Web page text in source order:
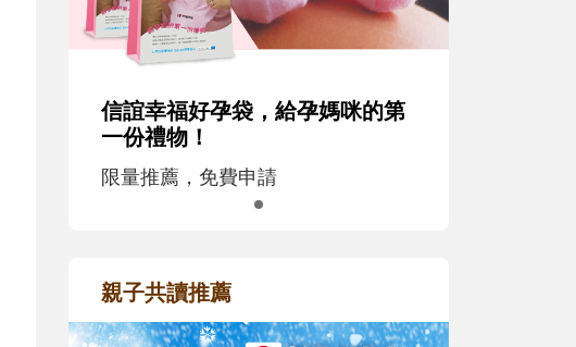
信誼幸福好孕袋，給孕媽咪的第
一份禮物！
限量推薦，免費申請
親子共讀推薦